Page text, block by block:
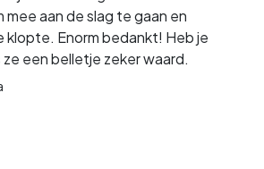
aan de slag te gaan en
klopte. Enorm bedankt! Heb je
ze een belletje zeker waard.